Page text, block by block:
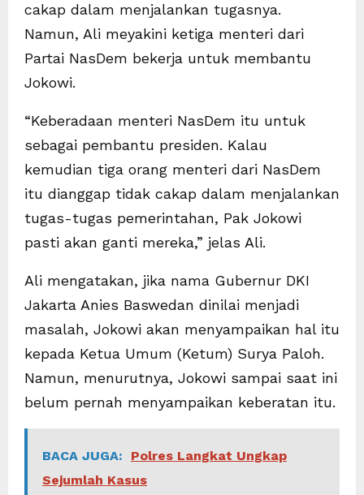
cakap dalam menjalankan tugasnya.
Namun, Ali meyakini ketiga menteri dari
Partai NasDem bekerja untuk membantu
Jokowi.
“Keberadaan menteri NasDem itu untuk
sebagai pembantu presiden. Kalau
kemudian tiga orang menteri dari NasDem
itu dianggap tidak cakap dalam menjalankan
tugas-tugas pemerintahan, Pak Jokowi
pasti akan ganti mereka,” jelas Ali.
Ali mengatakan, jika nama Gubernur DKI
Jakarta Anies Baswedan dinilai menjadi
masalah, Jokowi akan menyampaikan hal itu
kepada Ketua Umum (Ketum) Surya Paloh.
Namun, menurutnya, Jokowi sampai saat ini
belum pernah menyampaikan keberatan itu.
BACA JUGA:
Polres Langkat Ungkap
Sejumlah Kasus